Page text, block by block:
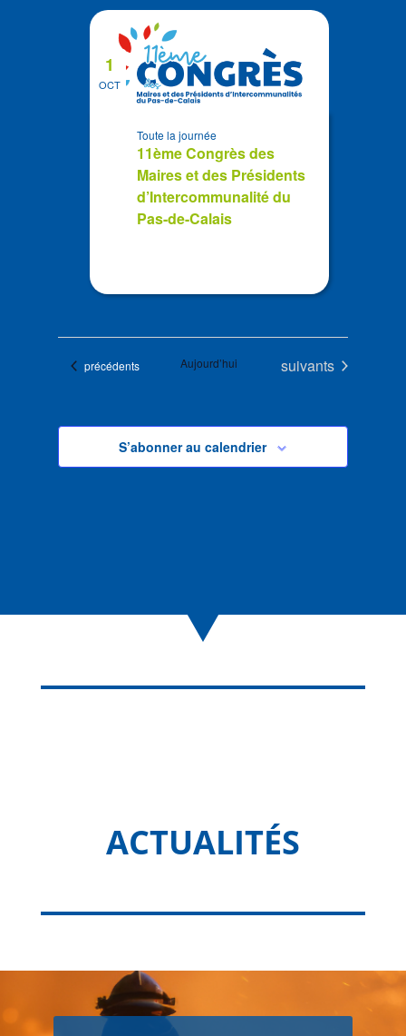
OCT
1
11ème Congrès des
Maires et des Présidents
d’Intercommunalité du
Pas-de-Calais
Toute la journée
Évènements
précédents Aujourd’hui Évènements
suivants
S’abonner au calendrier
ACTUALITÉS